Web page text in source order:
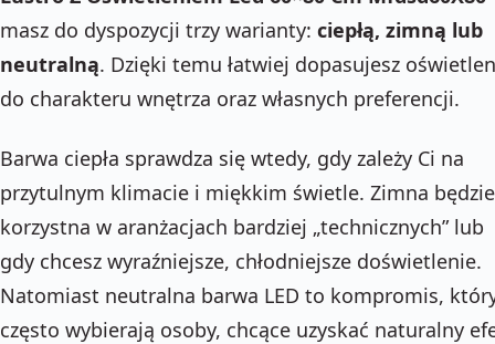
masz do dyspozycji trzy warianty: ciepłą, zimną lub
neutralną. Dzięki temu łatwiej dopasujesz
do charakteru wnętrza oraz własnych preferencji.
Barwa ciepła sprawdza się wtedy, gdy zależy Ci na
przytulnym klimacie i miękkim świetle. Zimna będzie
korzystna w aranżacjach bardziej „technicznych” lub
gdy chcesz wyraźniejsze, chłodniejsze doświetlenie.
Natomiast neutralna barwa LED to kompromis,
często wybierają osoby, chcące uzyskać naturalny